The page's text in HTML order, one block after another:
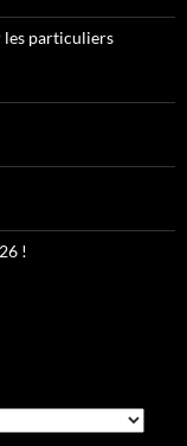
les particuliers
!